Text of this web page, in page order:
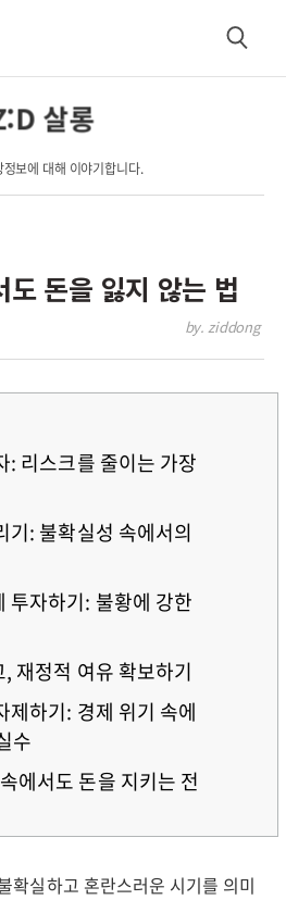
검
살롱
보에 대해 이야기합니다.
도 돈을 잃지 않는 법
by. ziddong
: 리스크를 줄이는 가장
기: 불확실성 속에서의
투자하기: 불황에 강한
재정적 여유 확보하기
제하기: 경제 위기 속에
수
에서도 돈을 지키는 전
확실하고 혼란스러운 시기를 의미